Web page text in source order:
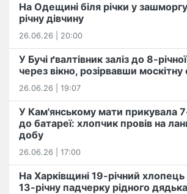
На Одещині біля річки у
річну дівчину
26.06.26 | 20:00
У Бучі ґвалтівник заліз до 8-
через вікно, розірвавши москітну
26.06.26 | 19:07
У Кам'янському мати прикувала
до батареї: хлопчик провів на
добу
26.06.26 | 17:00
На Харківщині 19-річний хлопець​
13-річну падчерку рідного дядька